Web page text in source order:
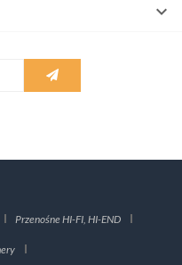

Przenośne HI-FI, HI-END